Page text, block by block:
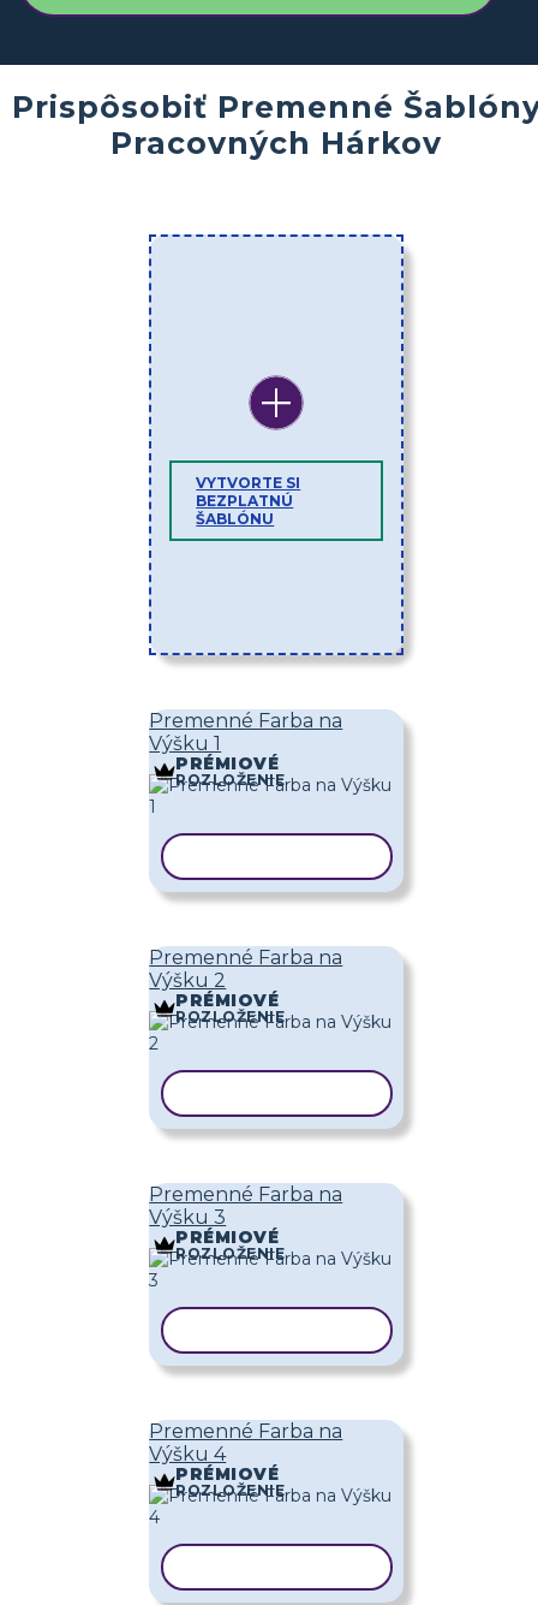
Prispôsobiť Premenné
Pracovných Hárkov
VYTVORTE SI
BEZPLATNÚ
ŠABLÓNU
Premenné Farba na
Výšku 1
PRÉMIOVÉ
ROZLOŽENIE
Premenné Farba na
Výšku 2
PRÉMIOVÉ
ROZLOŽENIE
Premenné Farba na
Výšku 3
PRÉMIOVÉ
ROZLOŽENIE
Premenné Farba na
Výšku 4
PRÉMIOVÉ
ROZLOŽENIE